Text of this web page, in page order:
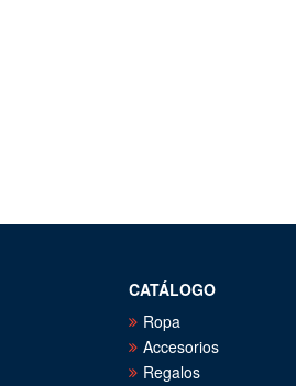
CATÁLOGO
Ropa
Accesorios
Regalos